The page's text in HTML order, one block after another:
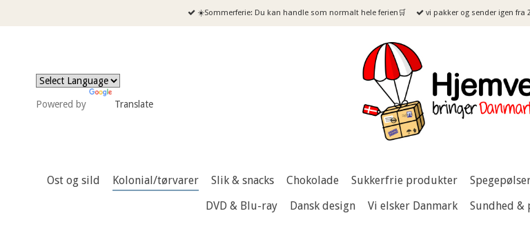
☀️Sommerferie: Du kan handle som normalt hele ferien🛒 vi pakker og sender igen fra
Powered by Translate
Ost og sild Kolonial/tørvarer Slik & snacks Chokolade Sukkerfrie produkter
DVD & Blu-ray
Dansk design Vi elsker Danmark Sundhed &